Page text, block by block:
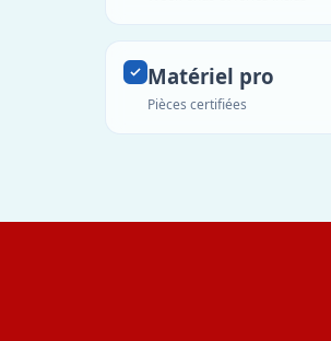
Matériel pro
Pièces certifiées